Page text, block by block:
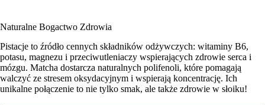
Naturalne Bogactwo Zdrowia
Pistacje to źródło cennych składników odżywczych: witaminy B6,
potasu, magnezu i przeciwutleniaczy wspierających zdrowie serca i
mózgu. Matcha dostarcza naturalnych polifenoli, które pomagają
walczyć ze stresem oksydacyjnym i wspierają koncentrację. Ich
unikalne połączenie to nie tylko smak, ale także zdrowie w słoiku!